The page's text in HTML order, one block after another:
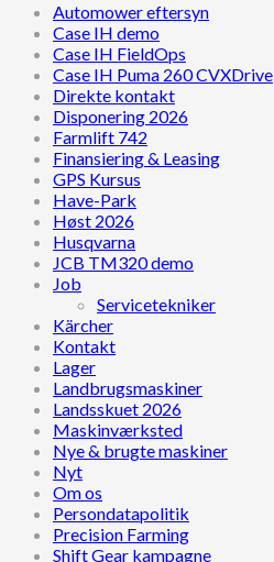
Automower eftersyn
Case IH demo
Case IH FieldOps
Case IH Puma 260 CVXDrive
Direkte kontakt
Disponering 2026
Farmlift 742
Finansiering & Leasing
GPS Kursus
Have-Park
Høst 2026
Husqvarna
JCB TM320 demo
Job
Servicetekniker
Kärcher
Kontakt
Lager
Landbrugsmaskiner
Landsskuet 2026
Maskinværksted
Nye & brugte maskiner
Nyt
Om os
Persondatapolitik
Precision Farming
Shift Gear kampagne